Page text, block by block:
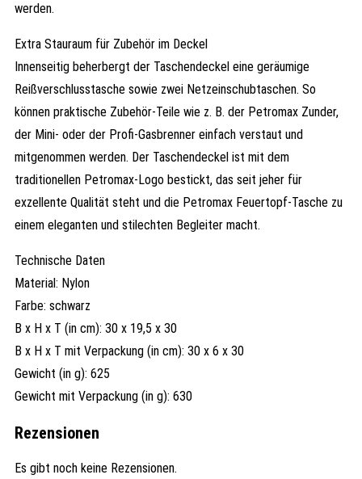
werden.
Extra Stauraum für Zubehör im Deckel
Innenseitig beherbergt der Taschendeckel eine geräumige
Reißverschlusstasche sowie zwei Netzeinschubtaschen. So
können praktische Zubehör-Teile wie z. B. der Petromax Zunder,
der Mini- oder der Profi-Gasbrenner einfach verstaut und
mitgenommen werden. Der Taschendeckel ist mit dem
traditionellen Petromax-Logo bestickt, das seit jeher für
exzellente Qualität steht und die Petromax Feuertopf-Tasche zu
einem eleganten und stilechten Begleiter macht.
Technische Daten
Material: Nylon
Farbe: schwarz
B x H x T (in cm): 30 x 19,5 x 30
B x H x T mit Verpackung (in cm): 30 x 6 x 30
Gewicht (in g): 625
Gewicht mit Verpackung (in g): 630
Rezensionen
Es gibt noch keine Rezensionen.